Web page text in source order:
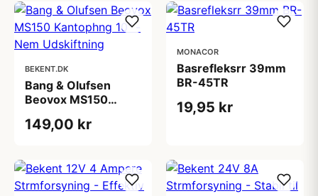
BEKENT.DK
Bang & Olufsen
Beovox MS150
Nem Udskiftning
149,00 kr
MONACOR
Basrefleksrr 39mm
BR-45TR
19,95 kr